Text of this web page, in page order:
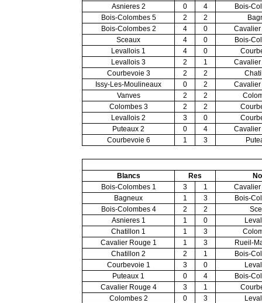
Asnieres 2
0 4
Bois-
Bois-Colombes 5
2 2
Bois-Colombes 2
4 0
Sceaux
4 0
Bois-
Levallois 1
4 0
Levallois 3
2 1
Courbevoie 3
2 2
Issy-Les-Moulineaux
0 2
Vanves
2 2
Colombes 3
2 2
Levallois 2
3 0
Puteaux 2
0 4
Courbevoie 6
1 3
Blancs Res
Bois-Colombes 1
3 1
Bagneux
1 3
Bois-
Bois-Colombes 4
2 2
Asnieres 1
1 0
Chatillon 1
1 3
Cavalier Rouge 1
1 3
Rueil-
Chatillon 2
2 1
Bois-
Courbevoie 1
3 0
Puteaux 1
0 4
Bois-
Cavalier Rouge 4
3 1
Colombes 2
0 3